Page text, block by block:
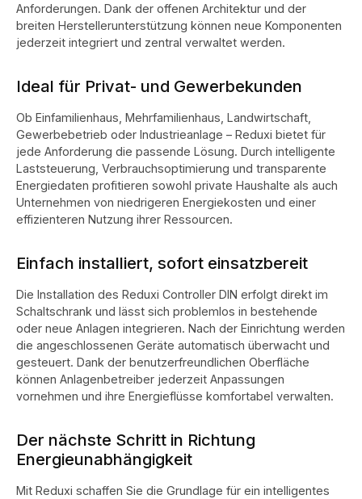
Anforderungen. Dank der offenen Architektur und der
breiten Herstellerunterstützung können neue Komponenten
jederzeit integriert und zentral verwaltet werden.
Ideal für Privat- und Gewerbekunden
Ob Einfamilienhaus, Mehrfamilienhaus, Landwirtschaft,
Gewerbebetrieb oder Industrieanlage – Reduxi bietet für
jede Anforderung die passende Lösung. Durch intelligente
Laststeuerung, Verbrauchsoptimierung und transparente
Energiedaten profitieren sowohl private Haushalte als auch
Unternehmen von niedrigeren Energiekosten und einer
effizienteren Nutzung ihrer Ressourcen.
Einfach installiert, sofort einsatzbereit
Die Installation des Reduxi Controller DIN erfolgt direkt im
Schaltschrank und lässt sich problemlos in bestehende
oder neue Anlagen integrieren. Nach der Einrichtung werden
die angeschlossenen Geräte automatisch überwacht und
gesteuert. Dank der benutzerfreundlichen Oberfläche
können Anlagenbetreiber jederzeit Anpassungen
vornehmen und ihre Energieflüsse komfortabel verwalten.
Der nächste Schritt in Richtung
Energieunabhängigkeit
Mit Reduxi schaffen Sie die Grundlage für ein intelligentes